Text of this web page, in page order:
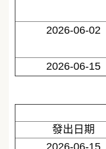
2026-06-02
2026-06-15
發出日期
2026-06-15